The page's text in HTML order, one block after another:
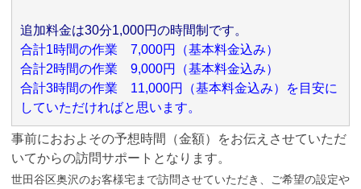
追加料金は30分1,000円の時間制です。
合計1時間の作業 7,000円（基本料金込み）
合計2時間の作業 9,000円（基本料金込み）
合計3時間の作業 11,000円（基本料金込み）を目安に
していただければと思います。
事前におおよその予想時間（金額）をお伝えさせていただ
いてからの訪問サポートとなります。
世田谷区奥沢のお客様宅まで訪問させていただき、ご希望の設定や